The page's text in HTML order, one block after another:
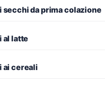
secchi da prima colazione
al latte
ai cereali